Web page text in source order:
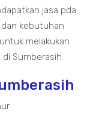
jasa pda
kebutuhan
melakukan
Sumberasih.